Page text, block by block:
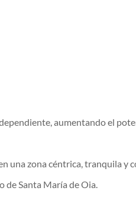
aumentando el
una zona céntrica, tranquila y
de Santa María de Oia.